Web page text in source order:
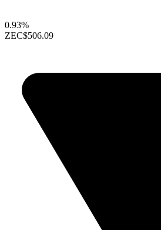
0.93%
ZEC$506.09